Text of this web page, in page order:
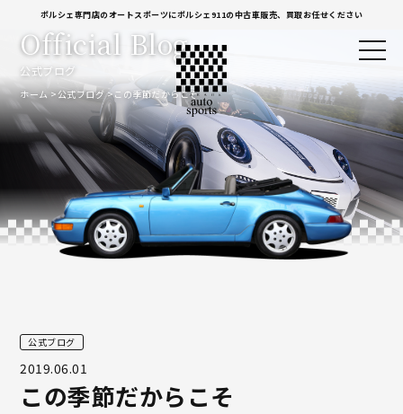
ポルシェ専門店のオートスポーツにポルシェ911の中古車販売、買取お任せください
公式ブログ
Official Blog
ホーム 公式ブログ この季節だからこそ
公式ブログ
2019.06.01
この季節だからこそ